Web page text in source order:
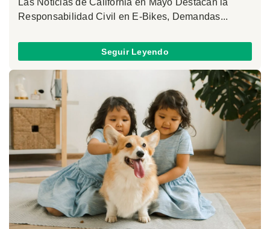
Las Noticias de California en Mayo Destacan la
Responsabilidad Civil en E-Bikes, Demandas...
Seguir Leyendo